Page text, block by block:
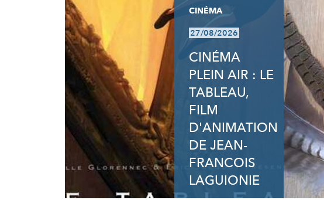
CINÉMA
27/08/2026
CINÉMA
PLEIN AIR : LE
TABLEAU,
FILM
D'ANIMATION
DE JEAN-
FRANCOIS
LAGUIONIE